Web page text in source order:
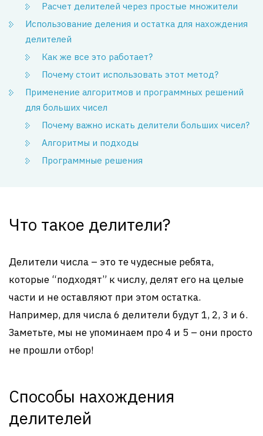
Расчет делителей через простые множители
Использование деления и остатка для нахождения
делителей
Как же все это работает?
Почему стоит использовать этот метод?
Применение алгоритмов и программных решений
для больших чисел
Почему важно искать делители больших чисел?
Алгоритмы и подходы
Программные решения
Что такое делители?
Делители числа – это те чудесные ребята,
которые “подходят” к числу, делят его на целые
части и не оставляют при этом остатка.
Например, для числа 6 делители будут 1, 2, 3 и 6.
Заметьте, мы не упоминаем про 4 и 5 – они просто
не прошли отбор!
Способы нахождения
делителей